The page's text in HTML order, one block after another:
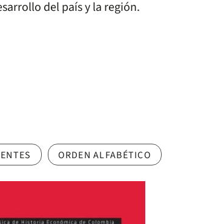
del país y la región.
ORDEN ALFABÉTICO